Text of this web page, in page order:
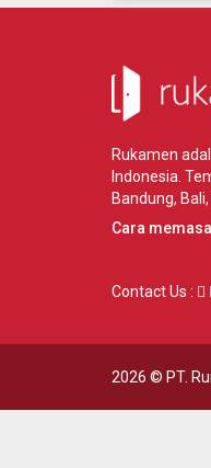
Rukamen
Indonesia.
Bandung, Bali,
Cara
Contact Us :
2026 © PT.